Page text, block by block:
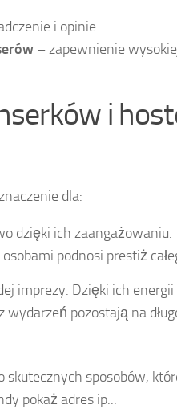
i opinie.
– zapewnienie
i
dla:
dzięki ich zaangażowaniu.
podnosi prestiż
imprezy. Dzięki ich
pozostają na
skutecznych sposobów,
pokaż adres ip...